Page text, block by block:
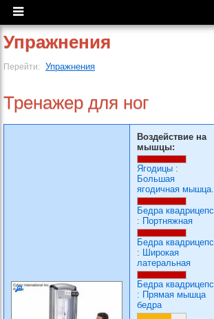
Упражнения
Перейти: Упражнения
Тренажер для ног
Воздействие на
мышцы:
Ягодицы :
Большая
ягодичная мышца.
Бедра квадрицепс
: Портняжная
Бедра квадрицепс
: Широкая
латеральная
Бедра квадрицепс
: Прямая мышца
бедра